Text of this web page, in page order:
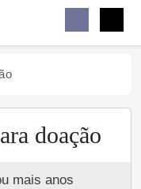
doação
mais anos